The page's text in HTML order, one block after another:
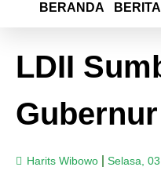
BERANDA
LDII
Gubernur
Harits Wibowo Selasa,